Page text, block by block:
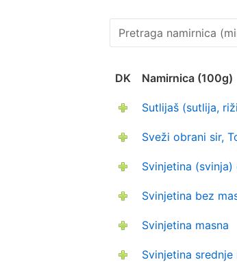
DK Namirnica (100g)
Sutlijaš (sutlija,
Sveži obrani sir,
Svinjetina (svinja)
Svinjetina bez
Svinjetina masna
Svinjetina srednje